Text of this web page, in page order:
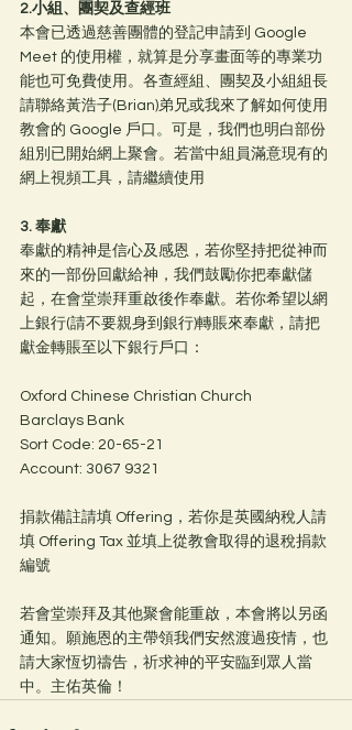
2.小組、團契及查經班
本會已透過慈善團體的登記申請到 Google
Meet 的使用權，就算是分享畫面等的專業功
能也可免費使用。各查經組、團契及小組組長
請聯絡黃浩子(Brian)弟兄或我來了解如何使用
教會的 Google 戶口。可是，我們也明白部份
組別已開始網上聚會。若當中組員滿意現有的
網上視頻工具，請繼續使用
3. 奉獻
奉獻的精神是信心及感恩，若你堅持把從神而
來的一部份回獻給神，我們鼓勵你把奉獻儲
起，在會堂崇拜重啟後作奉獻。若你希望以網
上銀行(請不要親身到銀行)轉賬來奉獻，請把
獻金轉賬至以下銀行戶口：
Oxford Chinese Christian Church
Barclays Bank
Sort Code: 20-65-21
Account: 3067 9321
捐款備註請填 Offering，若你是英國納稅人請
填 Offering Tax 並填上從教會取得的退稅捐款
編號
若會堂崇拜及其他聚會能重啟，本會將以另函
通知。願施恩的主帶領我們安然渡過疫情，也
請大家恆切禱告，祈求神的平安臨到眾人當
中。主佑英倫！